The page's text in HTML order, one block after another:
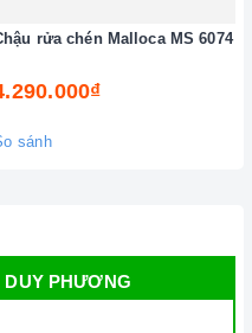
rửa chén Malloca MS 6074
sánh
DUY PHƯƠNG